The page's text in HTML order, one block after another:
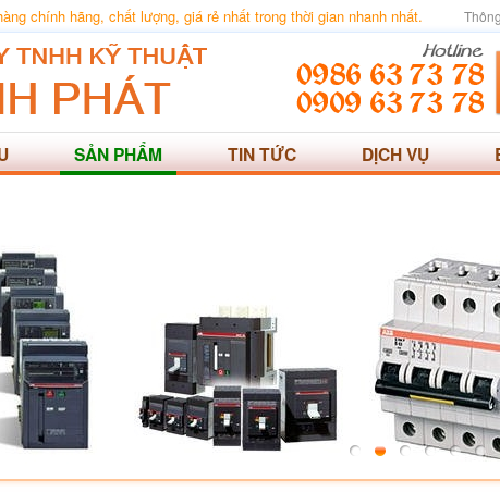
chính hãng, chất lượng, giá rẻ nhất trong thời gian nhanh nhất.
SẢN PHẨM TIN TỨC DỊCH VỤ